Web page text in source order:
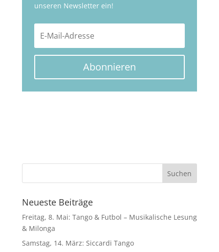
unseren Newsletter ein!
Abonnieren
Neueste Beiträge
Freitag, 8. Mai: Tango & Futbol – Musikalische Lesung
& Milonga
Samstag, 14. März: Siccardi Tango